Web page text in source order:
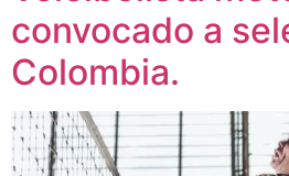
convocado a
Colombia.